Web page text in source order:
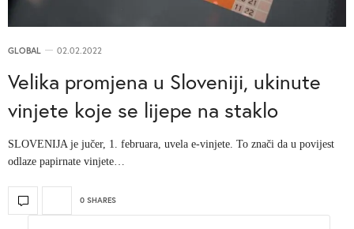
GLOBAL 02.02.2022
Velika promjena u Sloveniji, ukinute
vinjete koje se lijepe na staklo
SLOVENIJA je jučer, 1. februara, uvela e-vinjete. To znači da u povijest
odlaze papirnate vinjete…
0 SHARES